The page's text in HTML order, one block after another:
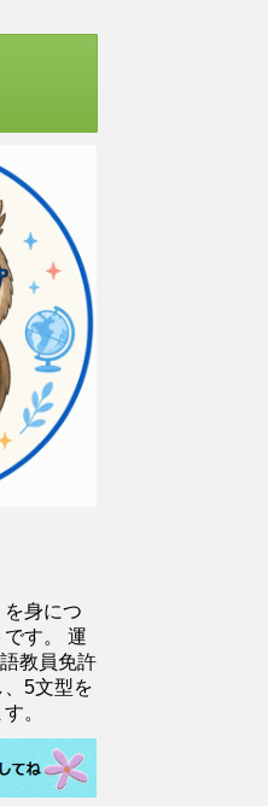
身につ
す。 運
教員免許
5文型を
。